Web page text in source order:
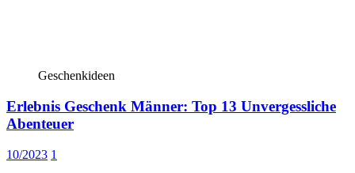
Geschenkideen
Erlebnis Geschenk Männer: Top 13 Unvergessliche
Abenteuer
10/2023 1